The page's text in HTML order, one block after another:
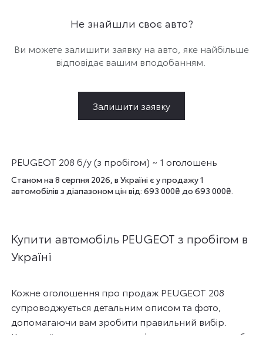
Не знайшли своє авто?
Ви можете залишити заявку на авто, яке найбільше
відповідає вашим вподобанням.
Залишити заявку
PEUGEOT 208 б/у (з пробігом) ~ 1 оголошень
Станом на 8 серпня 2026, в Україні є у продажу 1
автомобілів з діапазоном цін від: 693 000₴ до 693 000₴.
Купити автомобіль PEUGEOT з пробігом в
Україні
Кожне оголошення про продаж PEUGEOT 208
супроводжується детальним описом та фото,
допомагаючи вам зробити правильний вибір.
Користуйтесь розширеною формою пошуку, щоб